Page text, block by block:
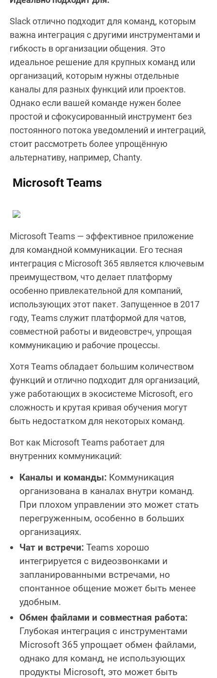
Slack отлично подходит для команд, которым
важна интеграция с другими инструментами и
гибкость в организации общения. Это
идеальное решение для крупных команд или
организаций, которым нужны отдельные
каналы для разных функций или проектов.
Однако если вашей команде нужен более
простой и сфокусированный инструмент без
постоянного потока уведомлений и интеграций,
стоит рассмотреть более упрощённую
альтернативу, например, Chanty.
Microsoft Teams
Microsoft Teams — эффективное приложение
для командной коммуникации. Его тесная
интеграция с Microsoft 365 является ключевым
преимуществом, что делает платформу
особенно привлекательной для компаний,
использующих этот пакет. Запущенное в 2017
году, Teams служит платформой для чатов,
совместной работы и видеовстреч, упрощая
коммуникацию и рабочие процессы.
Хотя Teams обладает большим количеством
функций и отлично подходит для организаций,
уже работающих в экосистеме Microsoft, его
сложность и крутая кривая обучения могут
быть недостатком для некоторых команд.
Вот как Microsoft Teams работает для
внутренних коммуникаций:
Каналы и команды: Коммуникация
организована в каналах внутри команд.
При плохом управлении это может стать
перегруженным, особенно в больших
организациях.
Чат и встречи: Teams хорошо
интегрируется с видеозвонками и
запланированными встречами, но
спонтанное общение может быть менее
удобным.
Обмен файлами и совместная работа:
Глубокая интеграция с инструментами
Microsoft 365 упрощает обмен файлами,
однако для команд, не использующих
продукты Microsoft, это может быть